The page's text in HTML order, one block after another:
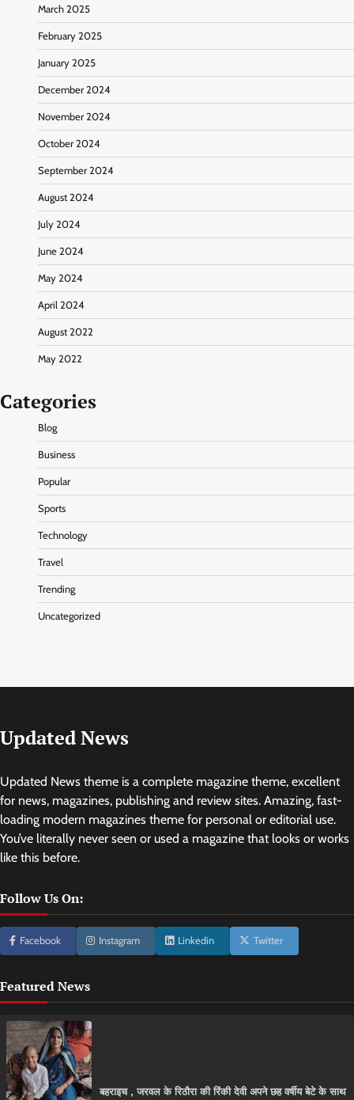
March 2025
February 2025
January 2025
December 2024
November 2024
October 2024
September 2024
August 2024
July 2024
June 2024
May 2024
April 2024
August 2022
May 2022
Categories
Blog
Business
Popular
Sports
Technology
Travel
Trending
Uncategorized
Updated News
Updated News theme is a complete magazine theme, excellent
for news, magazines, publishing and review sites. Amazing, fast-
loading modern magazines theme for personal or editorial use.
You’ve literally never seen or used a magazine that looks or works
like this before.
Follow Us On:
Facebook Instagram Linkedin Twitter
Featured News
बहराइच , जरवल के रिठौरा की रिंकी देवी अपने छह वर्षीय बेटे के साथ